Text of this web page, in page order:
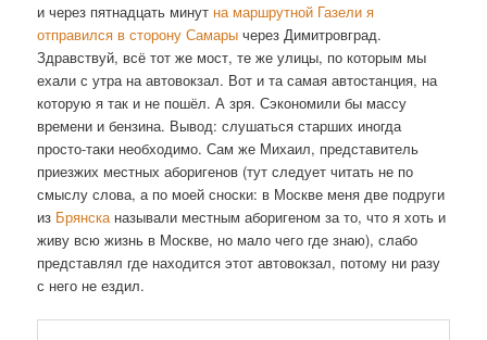
и через пятнадцать минут на маршрутной Газели я
отправился в сторону Самары через Димитровград.
Здравствуй, всё тот же мост, те же улицы, по которым мы
ехали с утра на автовокзал. Вот и та самая автостанция, на
которую я так и не пошёл. А зря. Сэкономили бы массу
времени и бензина. Вывод: слушаться старших иногда
просто-таки необходимо. Сам же Михаил, представитель
приезжих местных аборигенов (тут следует читать не по
смыслу слова, а по моей сноски: в Москве меня две подруги
из Брянска называли местным аборигеном за то, что я хоть и
живу всю жизнь в Москве, но мало чего где знаю), слабо
представлял где находится этот автовокзал, потому ни разу
с него не ездил.